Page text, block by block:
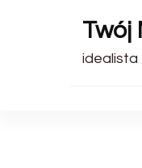
Twój
idealista